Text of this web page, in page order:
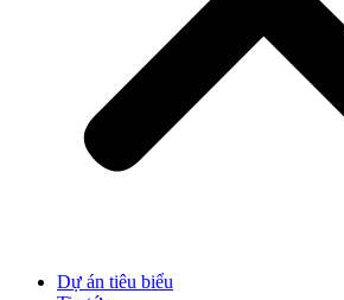
Dự án tiêu biểu